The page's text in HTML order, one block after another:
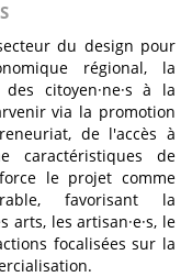
du design pour
régional, la
citoyen·ne·s à la
via la promotion
de l'accès à
caractéristiques de
le projet comme
favorisant la
les artisan·e·s, le
focalisées sur la